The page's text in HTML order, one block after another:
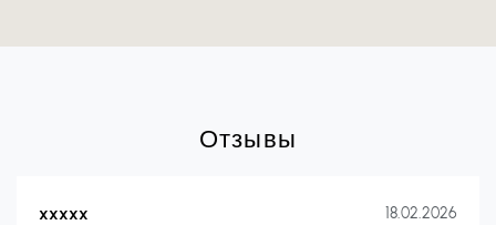
Отзывы
xxxxx 18.02.2026